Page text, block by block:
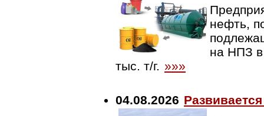
нефть,
на НПЗ в
тыс. т/г. »»»
04.08.2026